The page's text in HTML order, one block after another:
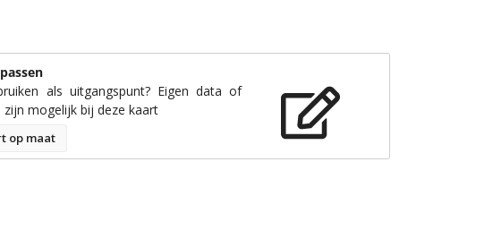
als uitgangspunt? Eigen data of
zijn mogelijk bij deze kaart
op maat